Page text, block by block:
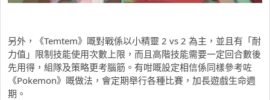
另外，《Temtem》嘅對戰係以小精靈 2 vs 2 為主，並且有「耐
力值」限制技能使用次數上限，而且高階技能需要一定回合數後
先用得，組隊及策略更考腦筋。有咁嘅設定相信係同樣參考咗
《Pokemon》嘅做法，會定期舉行各種比賽，加長遊戲生命週
期。